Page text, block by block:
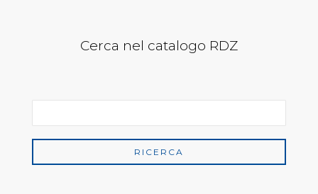
Cerca nel catalogo RDZ